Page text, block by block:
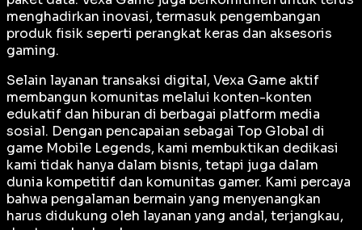
menghadirkan inovasi, termasuk pengembangan
produk fisik seperti perangkat keras dan aksesoris
gaming.
Selain layanan transaksi digital, Vexa Game aktif
membangun komunitas melalui konten-konten
edukatif dan hiburan di berbagai platform media
sosial. Dengan pencapaian sebagai Top Global di
game Mobile Legends, kami membuktikan dedikasi
kami tidak hanya dalam bisnis, tetapi juga dalam
dunia kompetitif dan komunitas gamer. Kami percaya
bahwa pengalaman bermain yang menyenangkan
harus didukung oleh layanan yang andal, terjangkau,